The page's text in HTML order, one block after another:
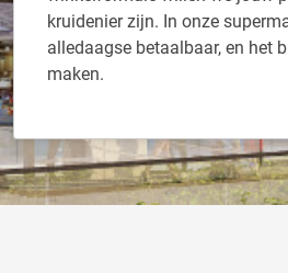
kruidenier zijn. In onze
alledaagse betaalbaar, en het
maken.